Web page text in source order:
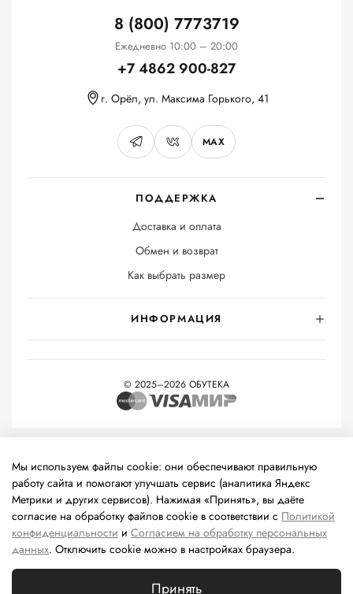
ПОДДЕРЖКА
Доставка и оплата
Обмен и возврат
Как выбрать размер
ИНФОРМАЦИЯ
8 (800) 7773719
Ежедневно 10:00 – 20:00
+7 4862 900-827
г. Орёл, ул. Максима Горького, 41
MAX
© 2025–2026 ОБУТЕКА
технологии
(информационные технологии предоставления
информации на основе сбора, систематизации и анализа
сведений, относящихся к предпочтениям пользователей сети
«Интернет», находящихся на территории Российской
Федерации).
Мы используем файлы cookie: они обеспечивают правильную
работу сайта и помогают улучшать сервис (аналитика Яндекс
Метрики и других сервисов). Нажимая «Принять», вы даёте
согласие на обработку файлов cookie в соответствии с Политикой
конфиденциальности и Согласием на обработку персональных
данных. Отключить cookie можно в настройках браузера.
Принять